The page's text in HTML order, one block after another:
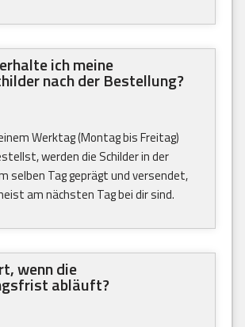
ich meine
nach der Bestellung?
Werktag (Montag bis Freitag)
werden die Schilder in der
selben Tag geprägt und versendet,
am nächsten Tag bei dir sind.
wenn die
abläuft?